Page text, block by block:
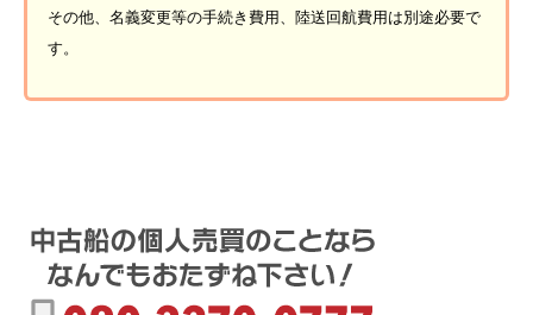
その他、名義変更等の手続き費用、陸送回航費用は別途必要で
す。